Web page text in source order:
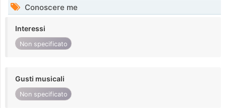
Conoscere me
Interessi
Non specificato
Gusti musicali
Non specificato